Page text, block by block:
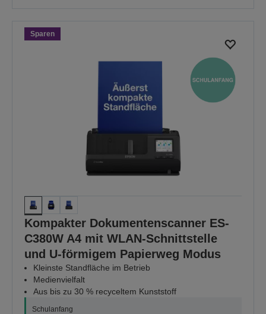
Sparen
Kompakter Dokumentenscanner ES-
C380W A4 mit WLAN-Schnittstelle
und U-förmigem Papierweg Modus
Kleinste Standfläche im Betrieb
Medienvielfalt
Aus bis zu 30 % recyceltem Kunststoff
Schulanfang